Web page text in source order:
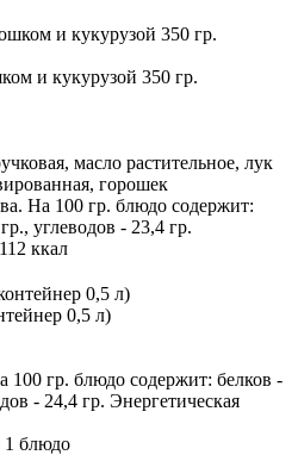
и кукурузой 350 гр.
масло растительное, лук
горошек
На 100 гр. блюдо содержит:
углеводов - 23,4 гр.
ккал
0,5 л)
100 гр. блюдо содержит: белков -
- 24,4 гр. Энергетическая
1 блюдо